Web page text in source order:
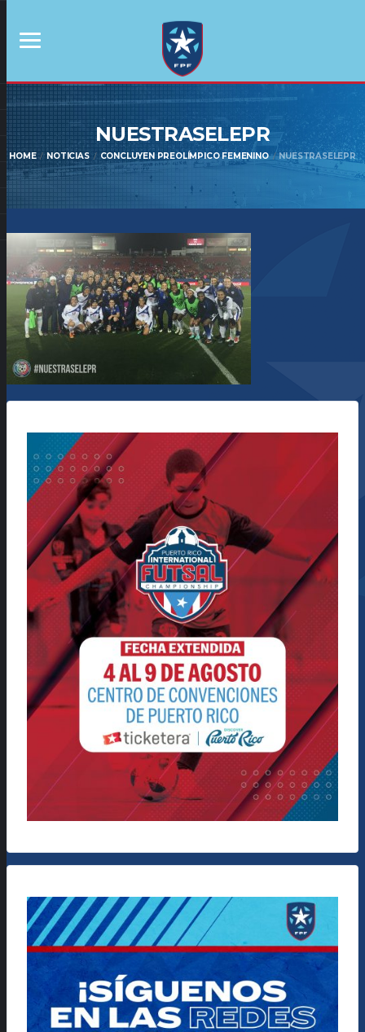
NUESTRASELEPR
HOME NOTICIAS CONCLUYEN PREOLÍMPICO FEMENINO NUESTRASELEPR